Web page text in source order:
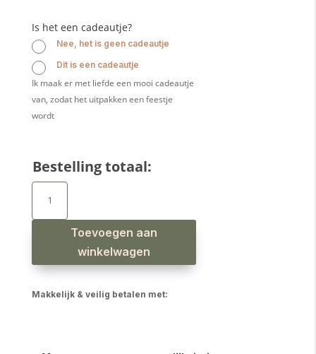
Is het een cadeautje?
Nee, het is geen cadeautje
Dit is een cadeautje
Ik maak er met liefde een mooi cadeautje
van, zodat het uitpakken een feestje
wordt
Bestelling totaal:
Houten
recht
aantal
Toevoegen aan
winkelwagen
Makkelijk & veilig betalen met: